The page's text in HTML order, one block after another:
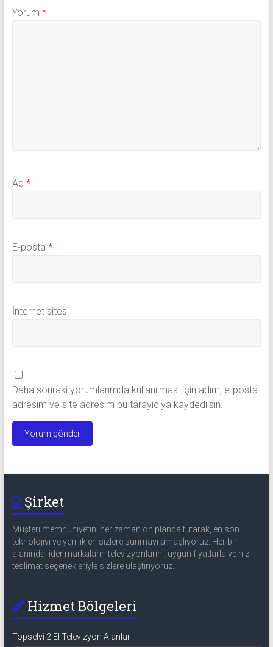
Yorum *
Ad *
E-posta *
İnternet sitesi
Daha sonraki yorumlarımda kullanılması için adım, e-posta
adresim ve site adresim bu tarayıcıya kaydedilsin.
Şirket
Müşteri memnuniyetini her zaman ön planda tutarak, en son
teknolojiyi ve yenilikleri sizlere sunmayı amaçlıyoruz. Her biri
alanında lider markaların televizyonlarını, uygun fiyatlarla ve hızlı
teslimat seçenekleriyle sizlere ulaştırıyoruz.
Hizmet Bölgeleri
Topselvi 2.El Televizyon Alanlar